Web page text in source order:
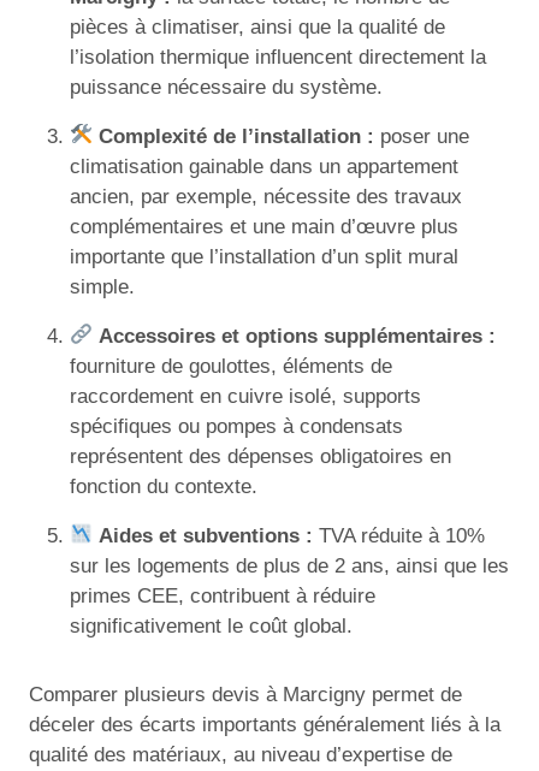
pièces à climatiser, ainsi que la qualité de
l’isolation thermique influencent directement la
puissance nécessaire du système.
Complexité de l’installation : poser une
climatisation gainable dans un appartement
ancien, par exemple, nécessite des travaux
complémentaires et une main d’œuvre plus
importante que l’installation d’un split mural
simple.
Accessoires et options supplémentaires :
fourniture de goulottes, éléments de
raccordement en cuivre isolé, supports
spécifiques ou pompes à condensats
représentent des dépenses obligatoires en
fonction du contexte.
Aides et subventions : TVA réduite à 10%
sur les logements de plus de 2 ans, ainsi que les
primes CEE, contribuent à réduire
significativement le coût global.
Comparer plusieurs devis à Marcigny permet de
déceler des écarts importants généralement liés à la
qualité des matériaux, au niveau d’expertise de